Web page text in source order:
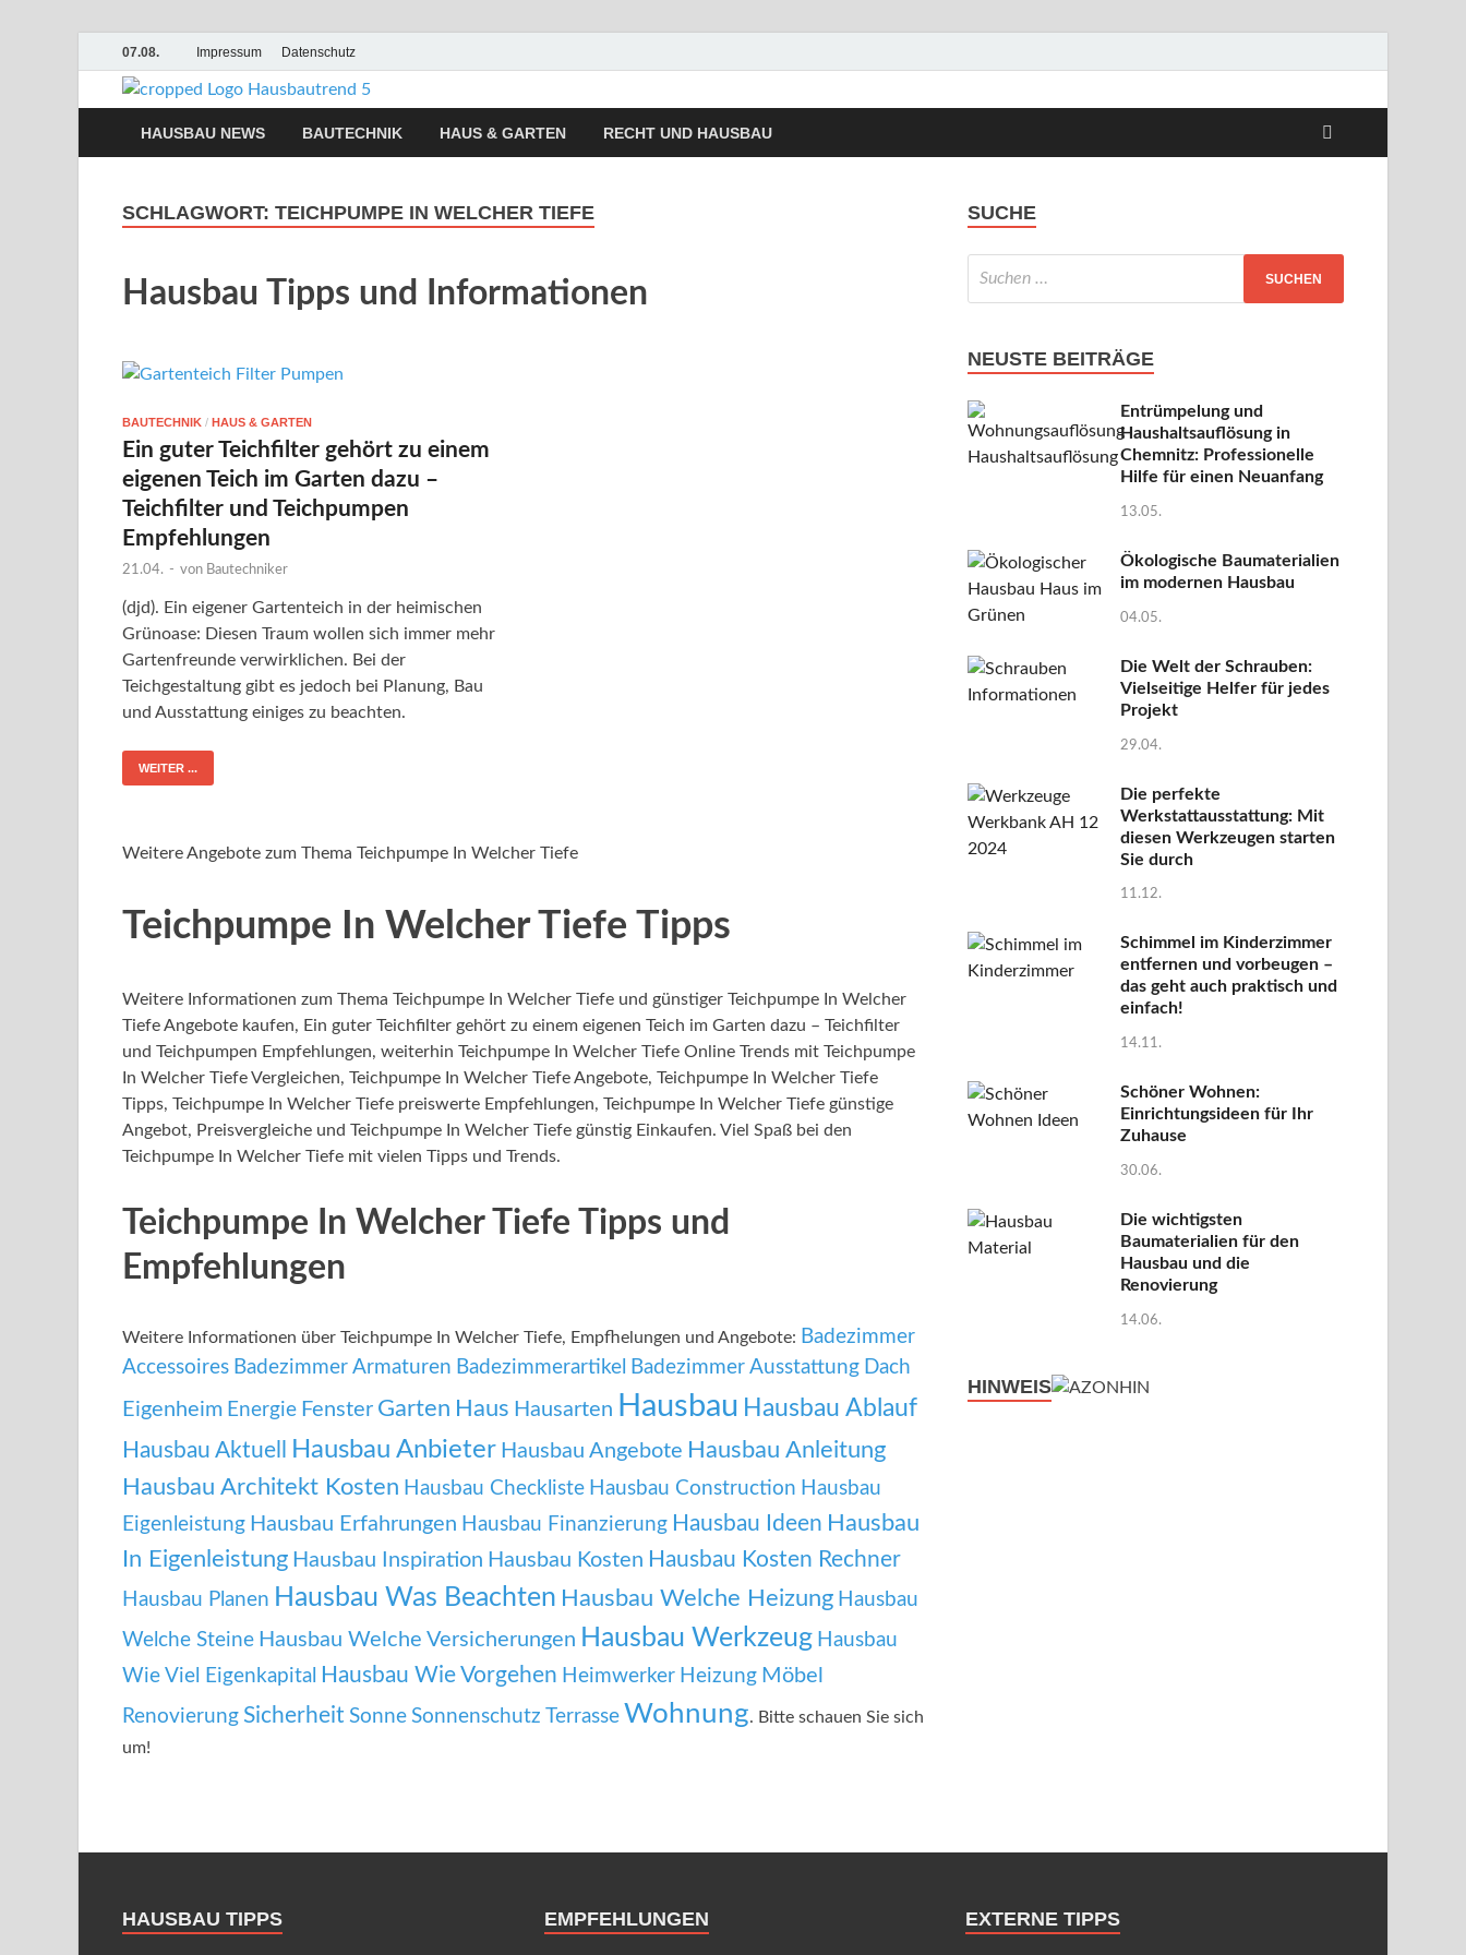
07.08. Impressum Datenschutz
Hausbautrend Hausbau Trends
Hausbau, Modernisierung, Energietechnik, Haustechnik
HAUSBAU NEWS BAUTECHNIK HAUS & GARTEN RECHT UND HAUSBAU
SCHLAGWORT: TEICHPUMPE IN WELCHER TIEFE
Hausbau Tipps und Informationen
BAUTECHNIK / HAUS & GARTEN
Ein guter Teichfilter gehört zu einem
eigenen Teich im Garten dazu –
Teichfilter und Teichpumpen
Empfehlungen
21.04. - von Bautechniker
(djd). Ein eigener Gartenteich in der heimischen
Grünoase: Diesen Traum wollen sich immer mehr
Gartenfreunde verwirklichen. Bei der
Teichgestaltung gibt es jedoch bei Planung, Bau
und Ausstattung einiges zu beachten.
WEITER ...
Weitere Angebote zum Thema Teichpumpe In Welcher Tiefe
Teichpumpe In Welcher Tiefe Tipps
Weitere Informationen zum Thema Teichpumpe In Welcher Tiefe und günstiger Teichpumpe In Welcher
Tiefe Angebote kaufen, Ein guter Teichfilter gehört zu einem eigenen Teich im Garten dazu – Teichfilter
und Teichpumpen Empfehlungen, weiterhin Teichpumpe In Welcher Tiefe Online Trends mit Teichpumpe
In Welcher Tiefe Vergleichen, Teichpumpe In Welcher Tiefe Angebote, Teichpumpe In Welcher Tiefe
Tipps, Teichpumpe In Welcher Tiefe preiswerte Empfehlungen, Teichpumpe In Welcher Tiefe günstige
Angebot, Preisvergleiche und Teichpumpe In Welcher Tiefe günstig Einkaufen. Viel Spaß bei den
Teichpumpe In Welcher Tiefe mit vielen Tipps und Trends.
Teichpumpe In Welcher Tiefe Tipps und
Empfehlungen
Weitere Informationen über Teichpumpe In Welcher Tiefe, Empfhelungen und Angebote: Badezimmer
Accessoires Badezimmer Armaturen Badezimmerartikel Badezimmer Ausstattung Dach
Eigenheim Energie Fenster Garten Haus Hausarten Hausbau Hausbau Ablauf
Hausbau Aktuell Hausbau Anbieter Hausbau Angebote Hausbau Anleitung
Hausbau Architekt Kosten Hausbau Checkliste Hausbau Construction Hausbau
Eigenleistung Hausbau Erfahrungen Hausbau Finanzierung Hausbau Ideen Hausbau
In Eigenleistung Hausbau Inspiration Hausbau Kosten Hausbau Kosten Rechner
Hausbau Planen Hausbau Was Beachten Hausbau Welche Heizung Hausbau
Welche Steine Hausbau Welche Versicherungen Hausbau Werkzeug Hausbau
Wie Viel Eigenkapital
Hausbau Wie Vorgehen Heimwerker Heizung Möbel
Renovierung Sicherheit Sonne Sonnenschutz Terrasse Wohnung. Bitte schauen Sie sich
um!
SUCHE
NEUSTE BEITRÄGE
Entrümpelung und
Haushaltsauflösung in
Chemnitz: Professionelle
Hilfe für einen Neuanfang
13.05.
Ökologische Baumaterialien
im modernen Hausbau
04.05.
Die Welt der Schrauben:
Vielseitige Helfer für jedes
Projekt
29.04.
Die perfekte
Werkstattausstattung: Mit
diesen Werkzeugen starten
Sie durch
11.12.
Schimmel im Kinderzimmer
entfernen und vorbeugen –
das geht auch praktisch und
einfach!
14.11.
Schöner Wohnen:
Einrichtungsideen für Ihr
Zuhause
30.06.
Die wichtigsten
Baumaterialien für den
Hausbau und die
Renovierung
14.06.
HINWEIS
HAUSBAU TIPPS EMPFEHLUNGEN EXTERNE TIPPS